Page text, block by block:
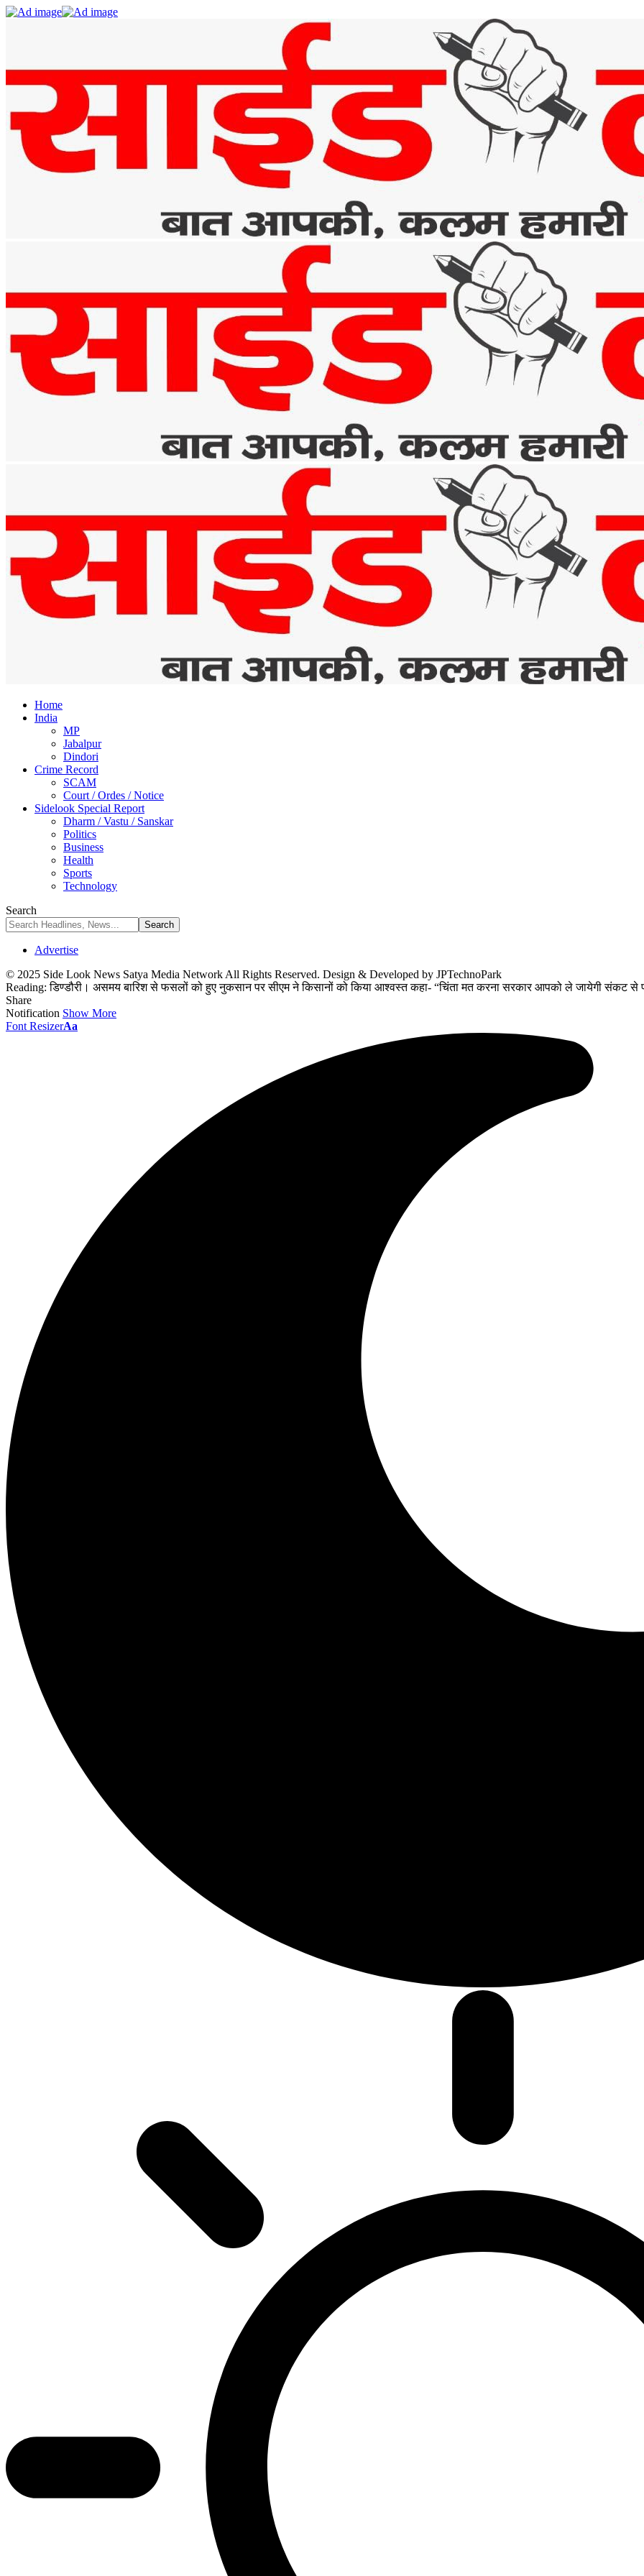
Home
India
MP
Jabalpur
Dindori
Crime Record
SCAM
Court / Ordes / Notice
Sidelook Special Report
Dharm / Vastu / Sanskar
Politics
Business
Health
Sports
Technology
Search
Advertise
© 2025 Side Look News Satya Media Network All Rights Reserved. Design & Developed by JPTechnoPark
Reading: डिण्डौरी। असमय बारिश से फसलों को हुए नुकसान पर सीएम ने किसानों को किया आश्वस्त कहा- “चिंता मत करना सरकार आपको ले जायेगी संकट से
Share
Notification Show More
Font ResizerAa